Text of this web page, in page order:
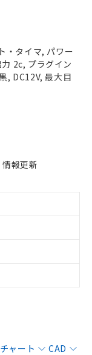
・タイマ, パワー
2c, プラグイン
, DC12V, 最大目
報更新
ャート
CAD